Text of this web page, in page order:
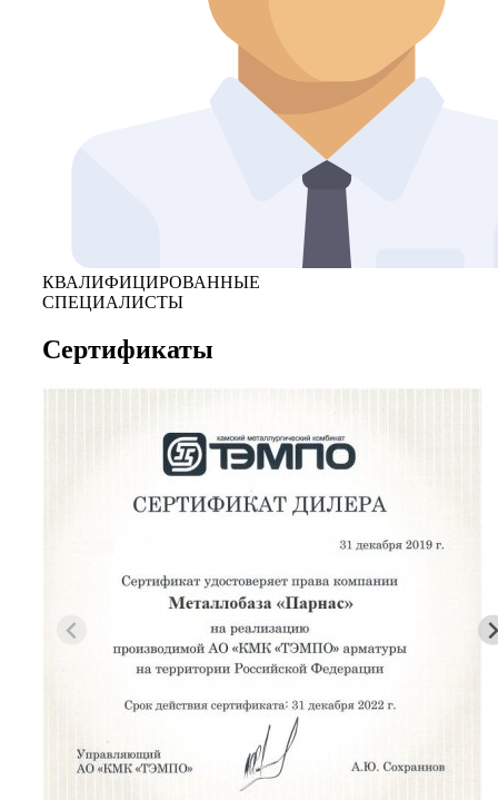
КВАЛИФИЦИРОВАННЫЕ
СПЕЦИАЛИСТЫ
Сертификаты